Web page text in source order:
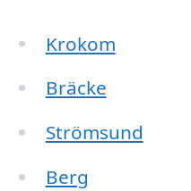
Krokom
Bräcke
Strömsund
Berg